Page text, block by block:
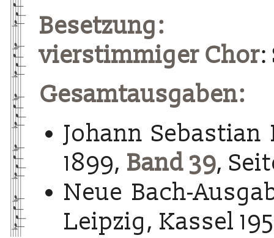
Besetzung:
vierstimmiger Chor:
Gesamtausgaben:
Johann Sebastian
1899, Band 39,
Neue Bach-
Leipzig, Kassel